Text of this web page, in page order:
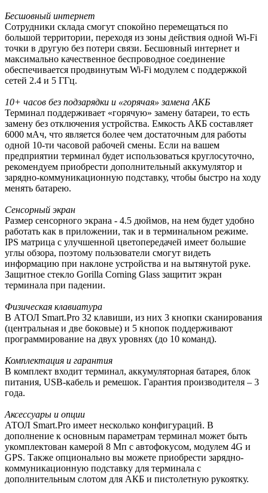
Бесшовный интернет
Сотрудники склада смогут спокойно перемещаться по
большой территории, переходя из зоны действия одной Wi-Fi
точки в другую без потери связи. Бесшовный интернет и
максимально качественное беспроводное соединение
обеспечивается продвинутым Wi-Fi модулем с поддержкой
сетей 2.4 и 5 ГГц.
10+ часов без подзарядки и «горячая» замена АКБ
Терминал поддерживает «горячую» замену батареи, то есть
замену без отключения устройства. Емкость АКБ составляет
6000 мАч, что является более чем достаточным для работы
одной 10-ти часовой рабочей смены. Если на вашем
предприятии терминал будет использоваться круглосуточно,
рекомендуем приобрести дополнительный аккумулятор и
зарядно-коммуникационную подставку, чтобы быстро на ходу
менять батарею.
Сенсорный экран
Размер сенсорного экрана - 4.5 дюймов, на нем будет удобно
работать как в приложении, так и в терминальном режиме.
IPS матрица c улучшенной цветопередачей имеет большие
углы обзора, поэтому пользователи смогут видеть
информацию при наклоне устройства и на вытянутой руке.
Защитное стекло Gorilla Corning Glass защитит экран
терминала при падении.
Физическая клавиатура
В АТОЛ Smart.Pro 32 клавиши, из них 3 кнопки сканирования
(центральная и две боковые) и 5 кнопок поддерживают
программирование на двух уровнях (до 10 команд).
Комплектация и гарантия
В комплект входит терминал, аккумуляторная батарея, блок
питания, USB-кабель и ремешок. Гарантия производителя – 3
года.
Аксессуары и опции
АТОЛ Smart.Pro имеет несколько конфигураций. В
дополнение к основным параметрам терминал может быть
укомплектован камерой 8 Мп с автофокусом, модулем 4G и
GPS. Также опционально вы можете приобрести зарядно-
коммуникационную подставку для терминала с
дополнительным слотом для АКБ и пистолетную рукоятку.